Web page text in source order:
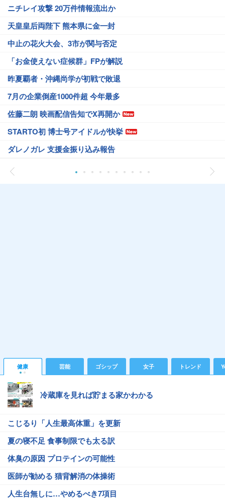
ニチレイ攻撃 20万件情報流出か
天皇皇后両陛下 熊本県に金一封
中止の花火大会、3市が関与否定
「お金使えない症候群」FPが解説
昨夏覇者・沖縄尚学が初戦で敗退
7月の企業倒産1000件超 今年最多
佐藤二朗 映画配信告知でX再開か
STARTO初 博士号アイドルが快挙
ダレノガレ 支援金振り込み報告
健康 芸能 ゴシップ 女子 トレンド
冷蔵庫を見れば貯まる家かわかる
こじるり「人生最高体重」を更新
夏の寝不足 食事制限でも太る訳
体臭の原因 プロテインの可能性
医師が勧める 猫背解消の体操術
人生台無しに…やめるべき7項目